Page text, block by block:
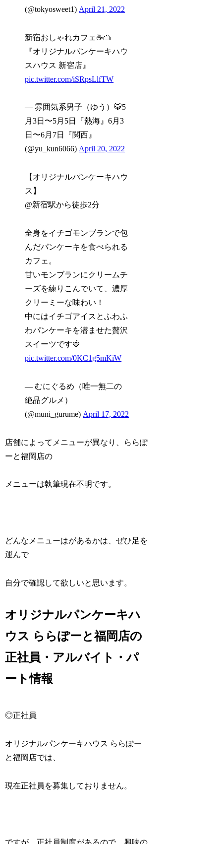
(@tokyosweet1) April 21, 2022
新宿おしゃれカフェ☕️🍰
『オリジナルパンケーキハウ
スハウス 新宿店』
pic.twitter.com/iSRpsLlfTW
— 雰囲気系男子（ゆう）🐯5
月3日〜5月5日『熱海』6月3
日〜6月7日『関西』
(@yu_kun6066)April 20, 2022
【オリジナルパンケーキハウ
ス】
@新宿駅から徒歩2分
全身をイチゴモンブランで包
んだパンケーキを食べられる
カフェ。
甘いモンブランにクリームチ
ーズを練りこんでいて、濃厚
クリーミーな味わい！
中にはイチゴアイスとふわふ
わパンケーキを潜ませた贅沢
スイーツです🍓
pic.twitter.com/0KC1g5mKiW
— むにぐるめ（唯一無二の
絶品グルメ）
(@muni_gurume) April 17, 2022
店舗によってメニューが異なり、ららぽ
ーと福岡店の
メニューは執筆現在不明です。
どんなメニューはがあるかは、ぜひ足を
運んで
自分で確認して欲しいと思います。
オリジナルパンケーキハ
ウス ららぽーと福岡店の
正社員・アルバイト・パ
ート情報
◎正社員
オリジナルパンケーキハウス ららぽー
と福岡店では、
現在正社員を募集しておりません。
ですが、正社員制度があるので、興味の